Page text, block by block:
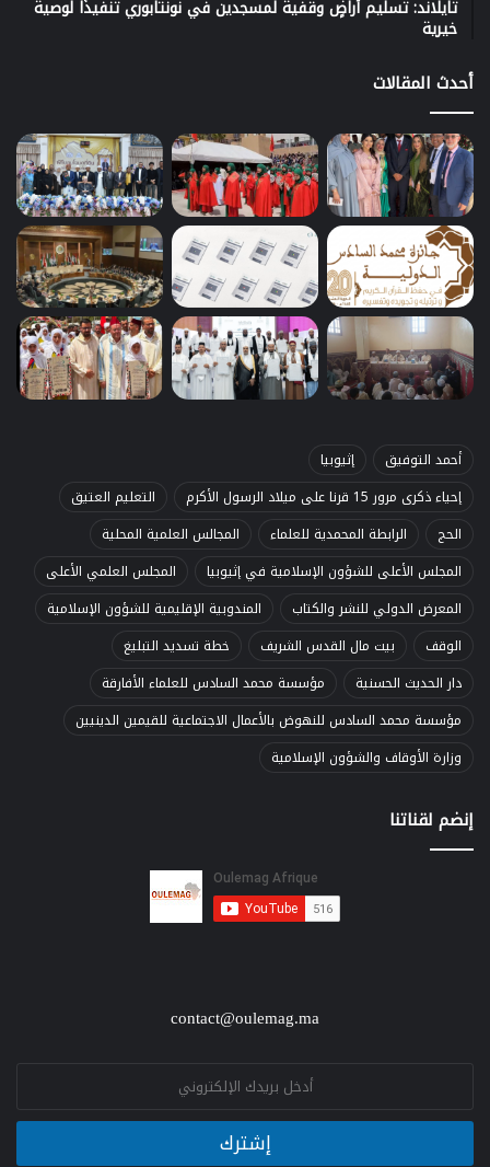
تايلاند: تسليم أراضٍ وقفية لمسجدين في نونتابوري تنفيذًا لوصية
خيرية
أحدث المقالات
أحمد التوفيق
إثيوبيا
إحياء ذكرى مرور 15 قرنا على ميلاد الرسول الأكرم
التعليم العتيق
الحج
الرابطة المحمدية للعلماء
المجالس العلمية المحلية
المجلس الأعلى للشؤون الإسلامية في إثيوبيا
المجلس العلمي الأعلى
المعرض الدولي للنشر والكتاب
المندوبية الإقليمية للشؤون الإسلامية
الوقف
بيت مال القدس الشريف
خطة تسديد التبليغ
دار الحديث الحسنية
مؤسسة محمد السادس للعلماء الأفارقة
مؤسسة محمد السادس للنهوض بالأعمال الاجتماعية للقيمين الدينيين
وزارة الأوقاف والشؤون الإسلامية
إنضم لقناتنا
contact@oulemag.ma
a
i
l إشترك